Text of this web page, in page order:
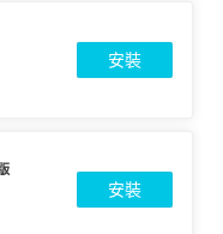
安裝
安裝